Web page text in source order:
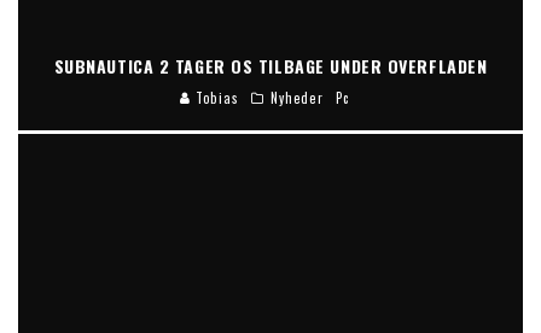
SUBNAUTICA 2 TAGER OS TILBAGE UNDER OVERFLADEN
Tobias Nyheder Pc